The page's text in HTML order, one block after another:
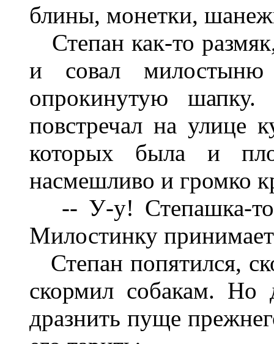
блины, монетки,
Степан как-то
и совал
опрокинутую
повстречал на улице
которых была и
насмешливо и громко
-- У-у! Степашка-то,
Милостинку
Степан попятился,
скормил собакам. Но
дразнить пуще